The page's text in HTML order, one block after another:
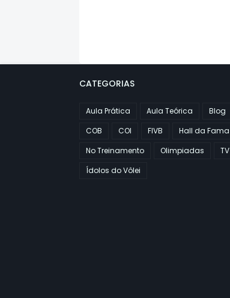
CATEGORIAS
Aula Prática Aula Teórica Blog
COB
COI FIVB Hall da Fama
No Treinamento
Olimpiadas
TV
Ídolos do Vôlei